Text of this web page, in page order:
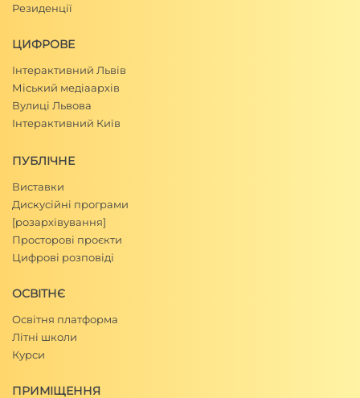
Резиденції
ЦИФРОВЕ
Інтерактивний Львів
Міський медіаархів
Вулиці Львова
Інтерактивний Київ
ПУБЛІЧНЕ
Виставки
Дискусійні програми
[розархівування]
Просторові проєкти
Цифрові розповіді
ОСВІТНЄ
Освітня платформа
Літні школи
Курси
ПРИМІЩЕННЯ